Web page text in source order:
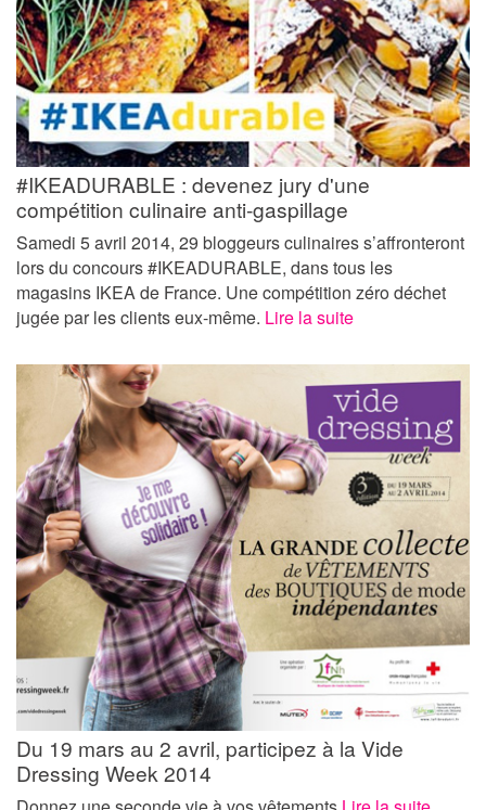
#IKEADURABLE : devenez jury d'une
compétition culinaire anti-gaspillage
Samedi 5 avril 2014, 29 bloggeurs culinaires s’affronteront
lors du concours #IKEADURABLE, dans tous les
magasins IKEA de France. Une compétition zéro déchet
jugée par les clients eux-même. Lire la suite
Du 19 mars au 2 avril, participez à la Vide
Dressing Week 2014